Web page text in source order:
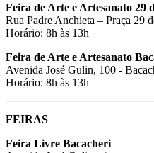
Feira de Arte e Artesanato 29
Rua Padre Anchieta – Praça 29
Horário: 8h às 13h
Feira de Arte e Artesanato
Avenida José Gulin, 100 -
Horário: 8h às 13h
FEIRAS
Feira Livre Bacacheri